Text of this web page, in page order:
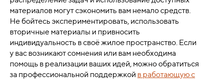
материалов могут сэкономить вам немало средств.
Не бойтесь экспериментировать, использовать
вторичные материалы и привносить
индивидуальность в своё жилое пространство. Если
у вас возникают сомнения или вам необходима
помощь в реализации ваших идей, можно обратиться
за профессиональной поддержкой в работающую с